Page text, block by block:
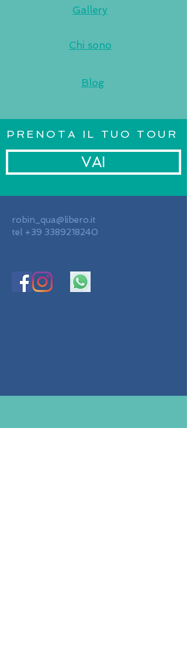
Blog
Gallery
Chi sono
PRENOTA IL TUO TOUR
VAI
robin_qua@libero.it
tel +39 3389218240